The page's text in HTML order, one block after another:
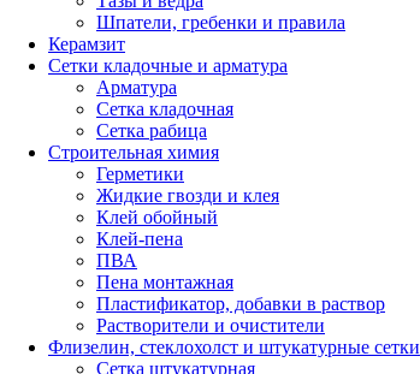
Шпатели, гребенки и правила
Керамзит
Сетки кладочные и арматура
Арматура
Сетка кладочная
Сетка рабица
Строительная химия
Герметики
Жидкие гвозди и клея
Клей обойный
Клей-пена
ПВА
Пена монтажная
Пластификатор, добавки в раствор
Растворители и очистители
Флизелин, стеклохолст и штукатурные сетки
Сетка штукатурная